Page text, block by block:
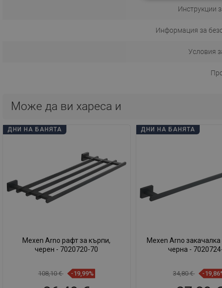
Инструкции
Информация за
Условия
Може да ви хареса и
ДНИ НА БАНЯТА
Mexen Arno рафт за кърпи,
черен - 7020720-70
108,10 € -19,99%
ДНИ НА БАНЯТА
Mexen Arno
черна -
34,80 € -